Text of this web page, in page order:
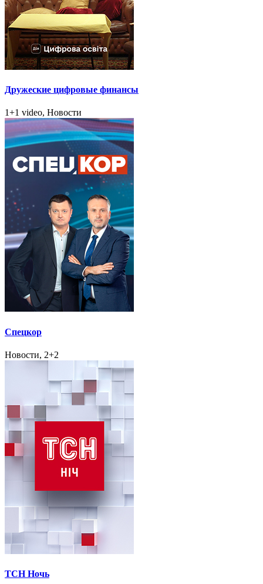
Дружеские цифровые финансы
1+1 video, Новости
Спецкор
Новости, 2+2
ТСН Ночь